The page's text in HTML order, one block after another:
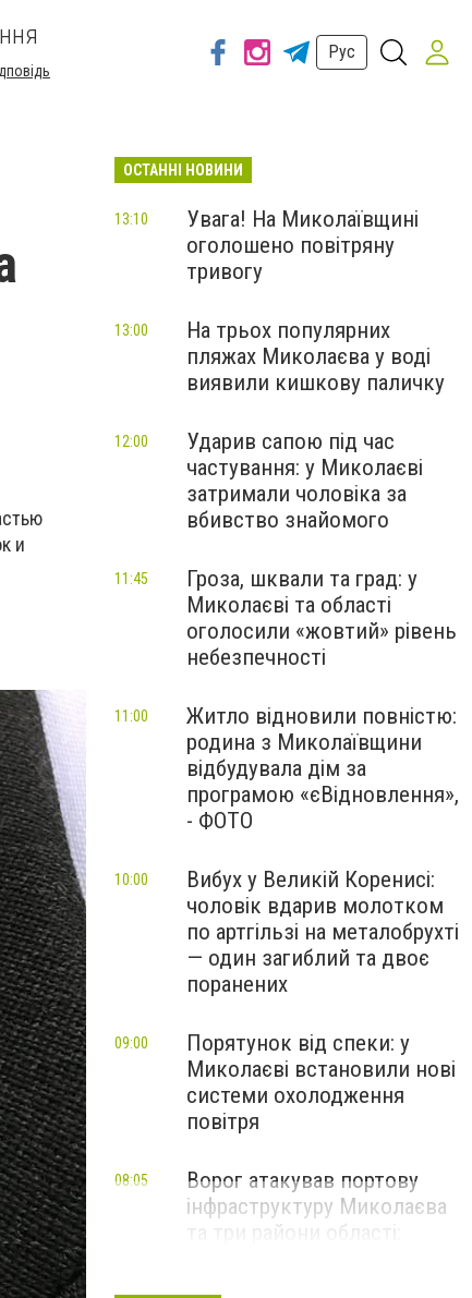
Рус
и
ОСТАННІ НОВИНИ
Увага! На Миколаївщині
оголошено повітряну
тривогу
13:10
На трьох популярних
пляжах Миколаєва у воді
виявили кишкову паличку
13:00
Ударив сапою під час
частування: у Миколаєві
затримали чоловіка за
вбивство знайомого
12:00
Гроза, шквали та град: у
Миколаєві та області
оголосили «жовтий» рівень
небезпечності
11:45
Житло відновили повністю:
родина з Миколаївщини
відбудувала дім за
програмою «єВідновлення»,
- ФОТО
11:00
Вибух у Великій Коренисі:
чоловік вдарив молотком
по артгільзі на металобрухті
— один загиблий та двоє
поранених
10:00
Порятунок від спеки: у
Миколаєві встановили нові
системи охолодження
повітря
09:00
Ворог атакував портову
інфраструктуру Миколаєва
та три райони області:
08:05